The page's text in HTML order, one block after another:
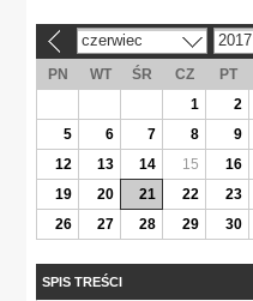
czerwiec 2017
PN WT ŚR CZ PT
1
2
5
6 7 8 9
12
13 14 15 16
19
20 21 22 23
26
27 28 29 30
SPIS TREŚCI